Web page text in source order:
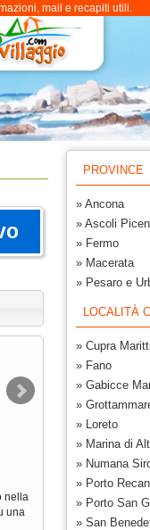
mail e recapiti utili.
nella
una
PROVINCE
» Ancona
» Ascoli
» Fermo
» Macerata
» Pesaro e
LOCALITÀ
» Cupra
» Fano
» Gabicce
»
» Loreto
» Marina di
» Numana
» Porto
» Porto San
» San